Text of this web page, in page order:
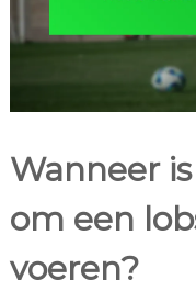
Wanneer
om een
voeren?